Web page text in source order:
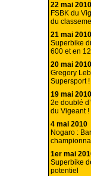
22 mai 2010
FSBK du
du
21 mai 2010
Superbike
600 et en
20 mai 2010
Gregory
Supersport !
19 mai 2010
2e doublé
du Vigeant !
4 mai 2010
Nogaro :
1er mai
Superbike
potentiel